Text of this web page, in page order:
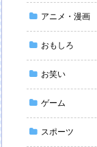
アニメ・漫画
おもしろ
お笑い
ゲーム
スポーツ